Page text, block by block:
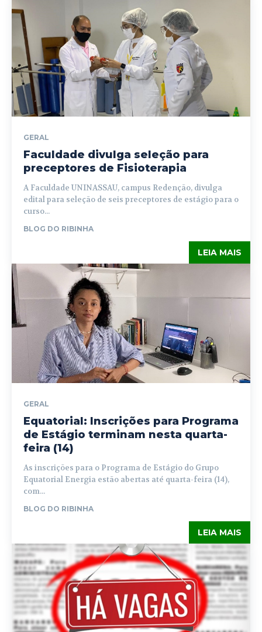
GERAL
Faculdade divulga seleção para
preceptores de Fisioterapia
A Faculdade UNINASSAU, campus Redenção, divulga
edital para seleção de seis preceptores de estágio para o
curso...
BLOG DO RIBINHA
LEIA MAIS
GERAL
Equatorial: Inscrições para Programa
de Estágio terminam nesta quarta-
feira (14)
As inscrições para o Programa de Estágio do Grupo
Equatorial Energia estão abertas até quarta-feira (14),
com...
BLOG DO RIBINHA
LEIA MAIS